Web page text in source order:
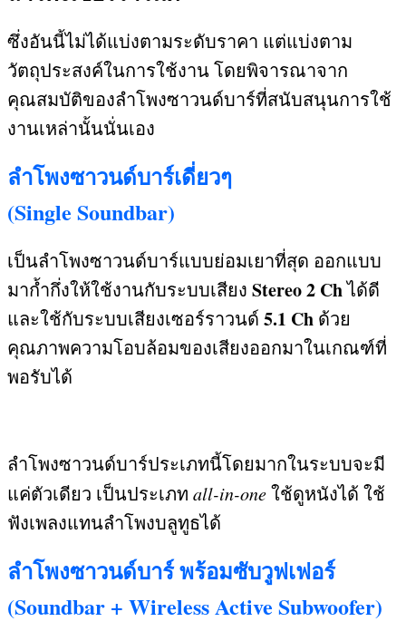
ซึ่งอันนี้ไม่ได้แบ่งตามระดับราคา แต่แบ่งตาม
วัตถุประสงค์ในการใช้งาน โดยพิจารณาจาก
คุณสมบัติของลำโพงซาวนด์บาร์ที่สนับสนุนการใช้
งานเหล่านั้นนั่นเอง
ลำโพงซาวนด์บาร์เดี่ยวๆ
(Single Soundbar)
เป็นลำโพงซาวนด์บาร์แบบย่อมเยาที่สุด ออกแบบ
มาก้ำกึ่งให้ใช้งานกับระบบเสียง Stereo 2 Chได้ดี
และใช้กับระบบเสียงเซอร์ราวนด์ 5.1 Ch ด้วย
คุณภาพความโอบล้อมของเสียงออกมาในเกณฑ์ที่
พอรับได้
ลำโพงซาวนด์บาร์ประเภทนี้โดยมากในระบบจะมี
แค่ตัวเดียว เป็นประเภท all-in-oneใช้ดูหนังได้ ใช้
ฟังเพลงแทนลำโพงบลูทูธได้
ลำโพงซาวนด์บาร์ พร้อมซับวูฟเฟอร์
(Soundbar + Wireless Active Subwoofer)